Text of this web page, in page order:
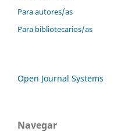
Para autores/as
Para bibliotecarios/as
Open Journal Systems
Navegar